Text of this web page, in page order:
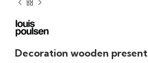
Decoration wooden present